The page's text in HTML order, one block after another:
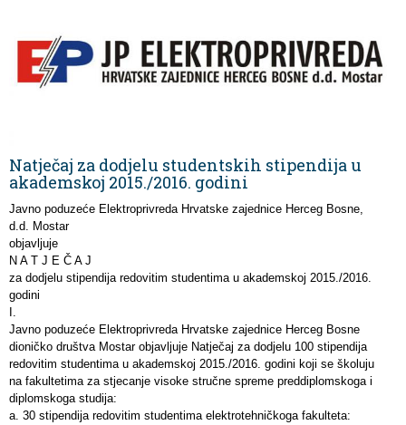
Natječaj za dodjelu studentskih stipendija u
akademskoj 2015./2016. godini
Javno poduzeće Elektroprivreda Hrvatske zajednice Herceg Bosne,
d.d. Mostar
objavljuje
N A T J E Č A J
za dodjelu stipendija redovitim studentima u akademskoj 2015./2016.
godini
I.
Javno poduzeće Elektroprivreda Hrvatske zajednice Herceg Bosne
dioničko društva Mostar objavljuje Natječaj za dodjelu 100 stipendija
redovitim studentima u akademskoj 2015./2016. godini koji se školuju
na fakultetima za stjecanje visoke stručne spreme preddiplomskoga i
diplomskoga studija:
a. 30 stipendija redovitim studentima elektrotehničkoga fakulteta: